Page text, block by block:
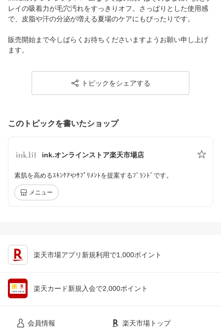
レイの吸着力が毛穴汚れをすっきりオフ。さっぱりとした使用感
で、皮脂や汗の分泌が増える夏場のケアにもぴったりです。
販売開始まで今しばらくお待ちくださいますようお願い申し上げ
ます。
トピックをシェアする
このトピックを書いたショップ
ink.オンラインストア楽天市場店
素肌を高めるｽｷﾝｹｱやｻﾌﾟﾘﾒﾝﾄを提案するﾌﾞﾗﾝﾄﾞです。
メニュー
楽天市場アプリ新規利用で1,000ポイント
楽天カード新規入会で2,000ポイント
会員情報 楽天市場トップ